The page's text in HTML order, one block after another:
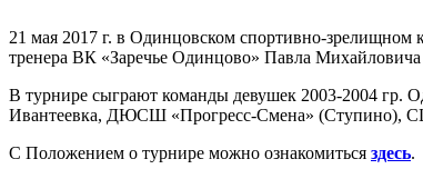
21 мая 2017 г. в Одинцовском спортивно-зрелищном
тренера ВК «Заречье Одинцово» Павла
В турнире сыграют команды девушек 2003-2004
Ивантеевка, ДЮСШ «Прогресс-Смена» (Ступино),
С Положением о турнире можно ознакомиться здесь.